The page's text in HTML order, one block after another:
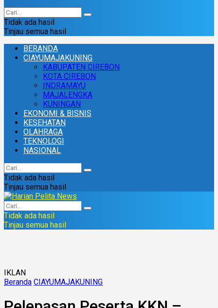
Tidak ada hasil
Tinjau semua hasil
BERANDA
CIAYUMAJAKUNING
KABUPATEN CIREBON
KOTA CIREBON
INDRAMAYU
MAJALENGKA
KUNINGAN
EKONOMI & BISNIS
KESEHATAN
OLAHRAGA
TEKNOLOGI
NASIONAL
Tidak ada hasil
Tinjau semua hasil
Tidak ada hasil
Tinjau semua hasil
IKLAN
Beranda CIAYUMAJAKUNING